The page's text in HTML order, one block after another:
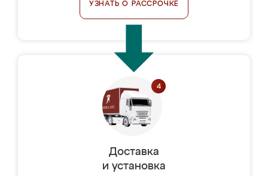
УЗНАТЬ О РАССРОЧКЕ
Доставка
и установка